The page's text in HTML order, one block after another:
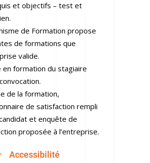
et objectifs – test et
de Formation propose
de formations que
valide.
en formation du stagiaire
de la formation,
de satisfaction rempli
et enquête de
proposée à l’entreprise.
Accessibilité